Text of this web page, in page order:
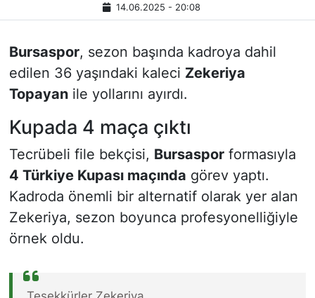
14.06.2025 - 20:08
Bursaspor, sezon başında kadroya dahil
edilen 36 yaşındaki kaleci Zekeriya
Topayanile yollarını ayırdı.
Kupada 4 maça çıktı
Tecrübeli file bekçisi, Bursasporformasıyla
4 Türkiye Kupası maçında görev yaptı.
Kadroda önemli bir alternatif olarak yer alan
Zekeriya, sezon boyunca profesyonelliğiyle
örnek oldu.